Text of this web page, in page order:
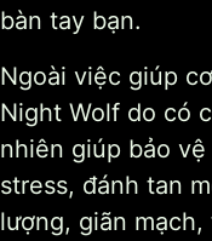
bàn tay bạn.
Ngoài việc giúp
Night Wolf do có
nhiên giúp bảo
stress, đánh tan
lượng, giãn